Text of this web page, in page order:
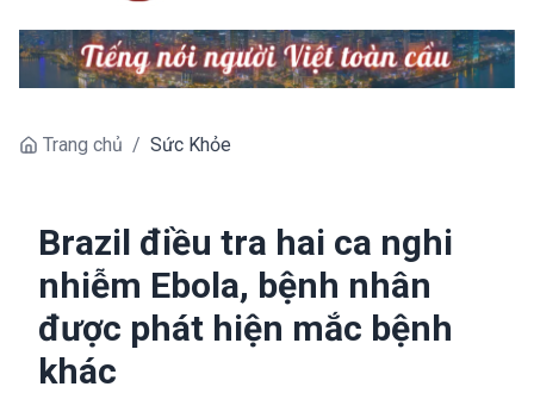
Trang chủ / Sức Khỏe
Brazil điều tra hai ca nghi
nhiễm Ebola, bệnh nhân
được phát hiện mắc bệnh
khác